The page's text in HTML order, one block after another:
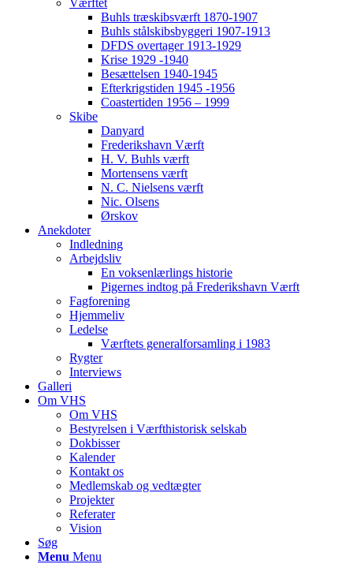
Værftet
Buhls træskibsværft 1870-1907
Buhls stålskibsbyggeri 1907-1913
DFDS overtager 1913-1929
Krise 1929 -1940
Besættelsen 1940-1945
Efterkrigstiden 1945 -1956
Coastertiden 1956 – 1999
Skibe
Danyard
Frederikshavn Værft
H. V. Buhls værft
Mortensens værft
N. C. Nielsens værft
Nic. Olsens
Ørskov
Anekdoter
Indledning
Arbejdsliv
En voksenlærlings historie
Pigernes indtog på Frederikshavn Værft
Fagforening
Hjemmeliv
Ledelse
Værftets generalforsamling i 1983
Rygter
Interviews
Galleri
Om VHS
Om VHS
Bestyrelsen i Værfthistorisk selskab
Dokbisser
Kalender
Kontakt os
Medlemskab og vedtægter
Projekter
Referater
Vision
Søg
Menu Menu